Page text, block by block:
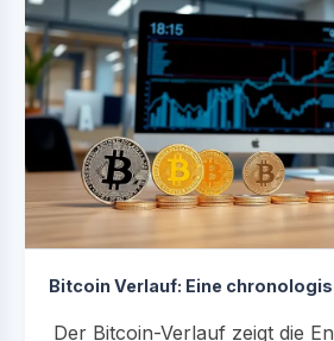
Bitcoin Verlauf: Eine
Der Bitcoin-Verlauf zeigt die